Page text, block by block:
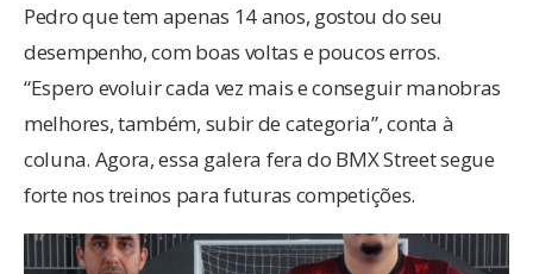
Pedro que tem apenas 14 anos, gostou do seu
desempenho, com boas voltas e poucos erros.
“Espero evoluir cada vez mais e conseguir manobras
melhores, também, subir de categoria”, conta à
coluna. Agora, essa galera fera do BMX Street segue
forte nos treinos para futuras competições.